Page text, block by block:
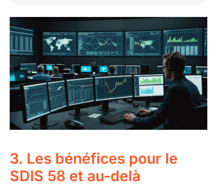
3. Les bénéfices pour le
SDIS 58 et au-delà